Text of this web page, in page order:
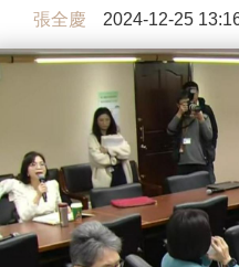
張全慶 2024-12-25